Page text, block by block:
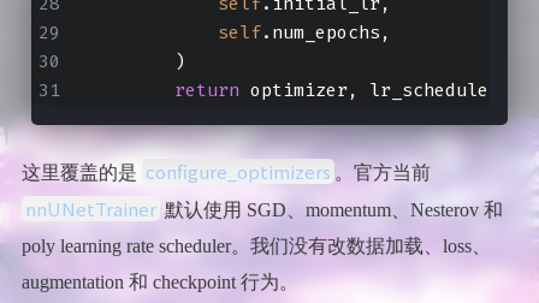
self.num_epochs,
        )
return optimizer, lr_scheduler
这里覆盖的是 configure_optimizers 。官方当前
nnUNetTrainer 默认使用 SGD、momentum、Nesterov 和
poly learning rate scheduler。我们没有改数据加载、loss、
augmentation 和 checkpoint 行为。